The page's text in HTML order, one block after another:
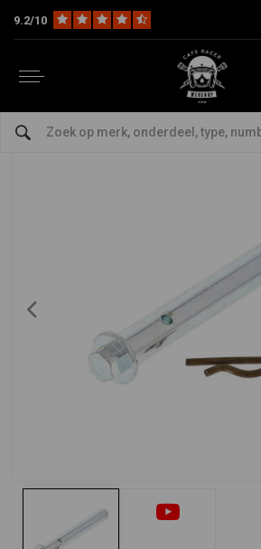
9.2/10
The Workshop
bekijk alles van All Balls
Remblokset borgpen voor